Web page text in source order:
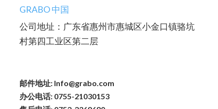
GRABO 中国
公司地址：广东省惠州市惠城区小金口镇骆坑
村第四工业区第二层
邮件地址: Info@grabo.com
办公电话: 0755-21030153